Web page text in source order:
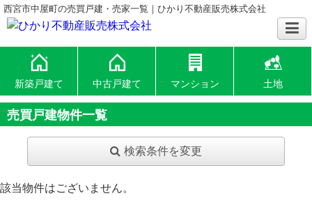
西宮市中屋町の売買戸建・売家一覧｜ひかり不動産販売株式会社
新築戸建て 中古戸建て マンション 土地
売買戸建物件一覧
検索条件を変更
該当物件はございません。